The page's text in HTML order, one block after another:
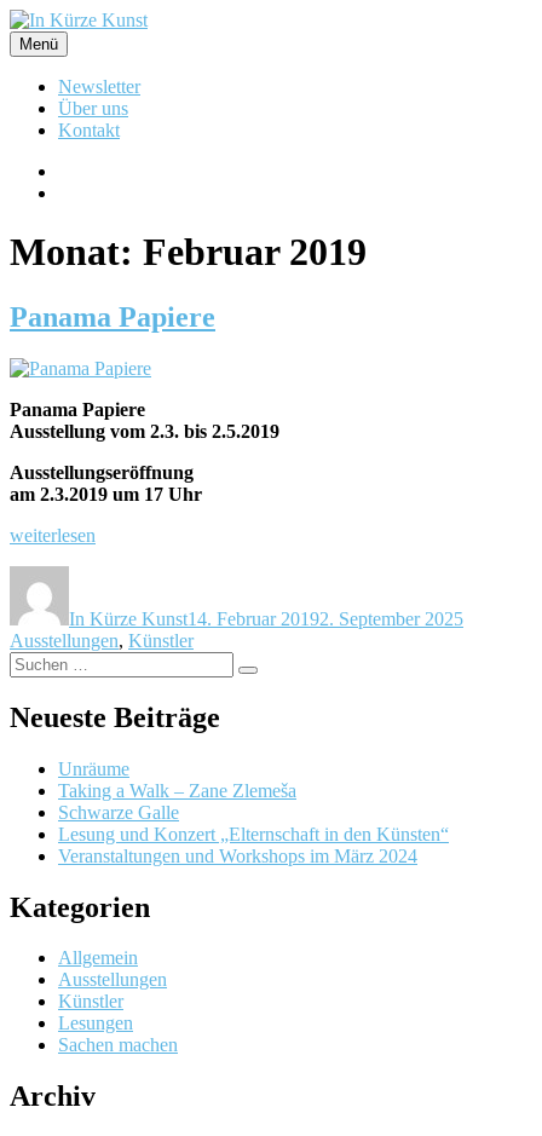
Zum
Inhalt
springen
In Kürze Kunst
Produktionsgalerie in Flensburg
Menü
Newsletter
Über uns
Kontakt
Monat: Februar 2019
Panama Papiere
Panama Papiere
Ausstellung vom 2.3. bis 2.5.2019
Ausstellungseröffnung
am 2.3.2019 um 17 Uhr
„Panama
weiterlesen
In Kürze Kunst14. Februar 20192. September 2025
Ausstellungen, Künstler
Suchen
nach:
Suchen
Neueste Beiträge
Unräume
Taking a Walk – Zane Zlemeša
Schwarze Galle
Lesung und Konzert „Elternschaft in den Künsten“
Veranstaltungen und Workshops im März 2024
Kategorien
Allgemein
Ausstellungen
Künstler
Lesungen
Sachen machen
Archiv